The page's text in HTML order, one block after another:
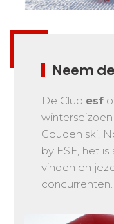
Wedstrijden
Presentatie van de
Neem
De Club esf
Gouden ski,
by ESF, het
vinden en
concurrenten.